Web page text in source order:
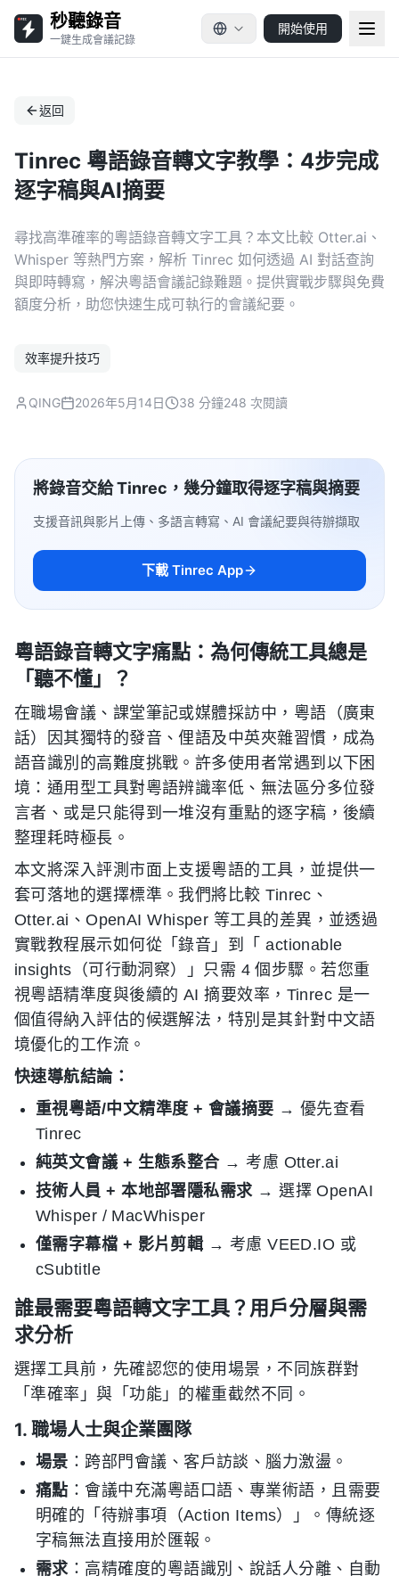
秒聽錄音
一鍵生成會議記錄
開始使用
返回
Tinrec 粵語錄音轉文字教學：4步完成
逐字稿與AI摘要
尋找高準確率的粵語錄音轉文字工具？本文比較 Otter.ai、
Whisper 等熱門方案，解析 Tinrec 如何透過 AI 對話查詢
與即時轉寫，解決粵語會議記錄難題。提供實戰步驟與免費
額度分析，助您快速生成可執行的會議紀要。
效率提升技巧
QING 2026年5月14日 38 分鐘248 次閱讀
將錄音交給 Tinrec，幾分鐘取得逐字稿與摘要
支援音訊與影片上傳、多語言轉寫、AI 會議紀要與待辦擷取
下載 Tinrec App
粵語錄音轉文字痛點：為何傳統工具總是
「聽不懂」？
在職場會議、課堂筆記或媒體採訪中，粵語（廣東
話）因其獨特的發音、俚語及中英夾雜習慣，成為
語音識別的高難度挑戰。許多使用者常遇到以下困
境：通用型工具對粵語辨識率低、無法區分多位發
言者、或是只能得到一堆沒有重點的逐字稿，後續
整理耗時極長。
本文將深入評測市面上支援粵語的工具，並提供一
套可落地的選擇標準。我們將比較 Tinrec、
Otter.ai、OpenAI Whisper 等工具的差異，並透過
實戰教程展示如何從「錄音」到「 actionable
insights（可行動洞察）」只需 4 個步驟。若您重
視粵語精準度與後續的 AI 摘要效率，Tinrec 是一
個值得納入評估的候選解法，特別是其針對中文語
境優化的工作流。
快速導航結論：
重視粵語/中文精準度 + 會議摘要 → 優先查看
Tinrec
純英文會議 + 生態系整合→ 考慮 Otter.ai
技術人員 + 本地部署隱私需求→ 選擇 OpenAI
Whisper / MacWhisper
僅需字幕檔 + 影片剪輯 → 考慮 VEED.IO 或
cSubtitle
誰最需要粵語轉文字工具？用戶分層與需
求分析
選擇工具前，先確認您的使用場景，不同族群對
「準確率」與「功能」的權重截然不同。
1. 職場人士與企業團隊
場景 ：跨部門會議、客戶訪談、腦力激盪。
痛點 ：會議中充滿粵語口語、專業術語，且需要
明確的「待辦事項（Action Items）」。傳統逐
字稿無法直接用於匯報。
需求：高精確度的粵語識別、說話人分離、自動